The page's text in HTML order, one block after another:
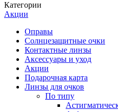
Категории
Акции
Оправы
Солнцезащитные очки
Контактные линзы
Аксессуары и уход
Акции
Подарочная карта
Линзы для очков
По типу